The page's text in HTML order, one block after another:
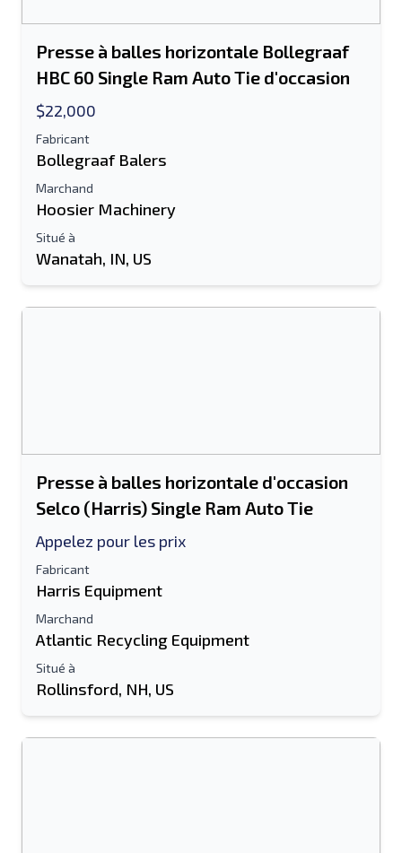
Presse à balles horizontale Bollegraaf
HBC 60 Single Ram Auto Tie d'occasion
$22,000
Fabricant
Bollegraaf Balers
Marchand
Hoosier Machinery
Situé à
Wanatah, IN, US
Presse à balles horizontale d'occasion
Selco (Harris) Single Ram Auto Tie
Appelez pour les prix
Fabricant
Harris Equipment
Marchand
Atlantic Recycling Equipment
Situé à
Rollinsford, NH, US